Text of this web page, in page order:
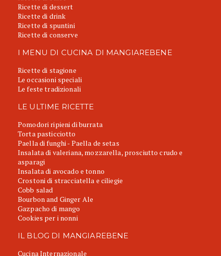
Ricette di dessert
Ricette di drink
Ricette di spuntini
Ricette di conserve
I MENU DI CUCINA DI MANGIAREBENE
Ricette di stagione
Le occasioni speciali
Le feste tradizionali
LE ULTIME RICETTE
Pomodori ripieni di burrata
Torta pasticciotto
Paella di funghi - Paella de setas
Insalata di valeriana, mozzarella, prosciutto crudo e
asparagi
Insalata di avocado e tonno
Crostoni di stracciatella e ciliegie
Cobb salad
Bourbon and Ginger Ale
Gazpacho di mango
Cookies per i nonni
IL BLOG DI MANGIAREBENE
Cucina Internazionale